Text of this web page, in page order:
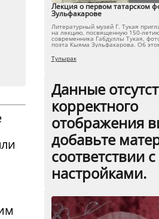
Лекция о первом татарском
Зульфакарове
Литературный музей Г. Тукая
на лекцию, посвященную 150-
современника Габдуллы Тукая,
поэта Кыяма Зульфакарова. Об
Тулырак
Данные
корректного
отображения
добавьте
соответствии с
настройками.